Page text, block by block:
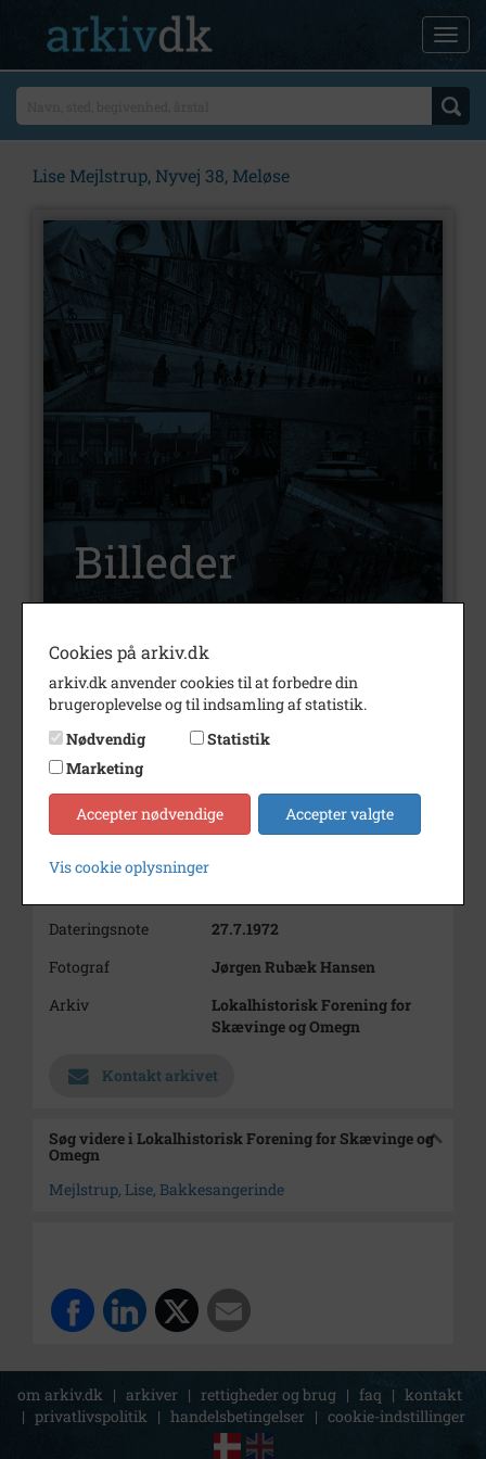
Lise Mejlstrup, Nyvej 38, Meløse
Nummer
B2265
Type
Billeder
Beskrivelse
Lise Mejlstrup, Nyvej 38, Meløse
bakkesangerinde og ejede Den
hvide hest på Dyrehavsbakken
Dateringsnote
27.7.1972
Fotograf
Jørgen Rubæk Hansen
Arkiv
Lokalhistorisk Forening for
Skævinge og Omegn
Kontakt arkivet
Søg videre i Lokalhistorisk Forening for Skævinge og
Omegn
Mejlstrup, Lise, Bakkesangerinde
om arkiv.dk | arkiver | rettigheder og brug | faq | kontakt
| privatlivspolitik | handelsbetingelser | cookie-indstillinger
Cookies på arkiv.dk
arkiv.dk anvender cookies til at forbedre din
brugeroplevelse og til indsamling af statistik.
Nødvendig
Statistik
Marketing
Accepter nødvendige Accepter valgte
Vis cookie oplysninger